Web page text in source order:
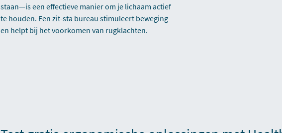
staan—is een effectieve manier om je lichaam actief
te houden. Een zit-sta bureau stimuleert beweging
en helpt bij het voorkomen van rugklachten.